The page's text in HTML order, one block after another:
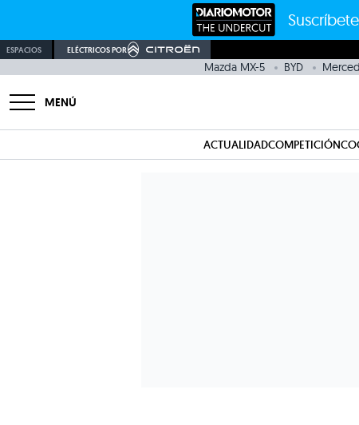
ESPACIOS ELÉCTRICOS POR
Mazda MX-5 BYD
MENÚ
ACTUALIDADCOMPETICIÓN